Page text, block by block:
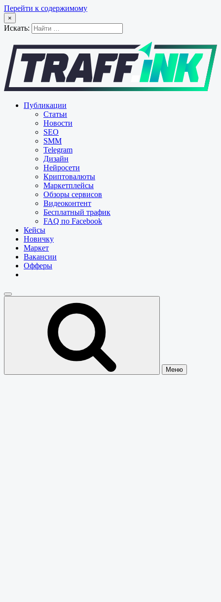
Перейти к содержимому
×
Искать:
Публикации
Статьи
Новости
SEO
SMM
Telegram
Дизайн
Нейросети
Криптовалюты
Маркетплейсы
Обзоры сервисов
Видеоконтент
Бесплатный трафик
FAQ по Facebook
Кейсы
Новичку
Маркет
Вакансии
Офферы
Меню